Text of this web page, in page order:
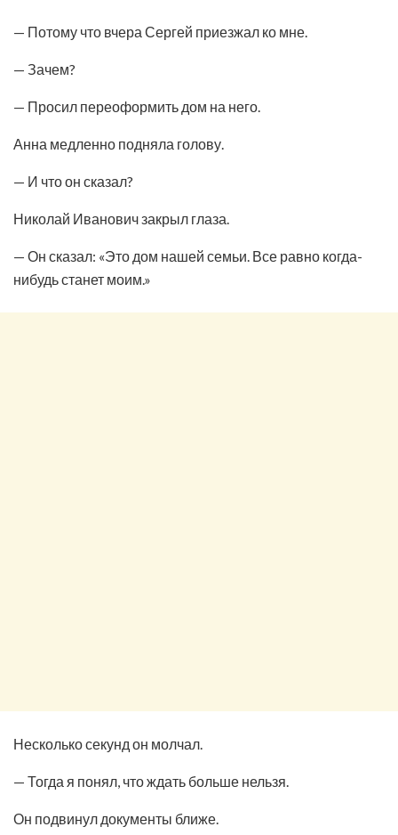
— Потому что вчера Сергей приезжал ко мне.
— Зачем?
— Просил переоформить дом на него.
Анна медленно подняла голову.
— И что он сказал?
Николай Иванович закрыл глаза.
— Он сказал: «Это дом нашей семьи. Все равно когда-
нибудь станет моим.»
Несколько секунд он молчал.
— Тогда я понял, что ждать больше нельзя.
Он подвинул документы ближе.